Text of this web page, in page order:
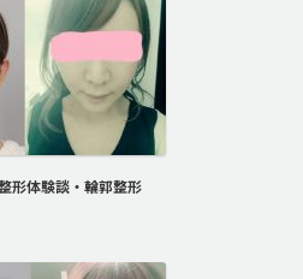
形体験談・輪郭整形